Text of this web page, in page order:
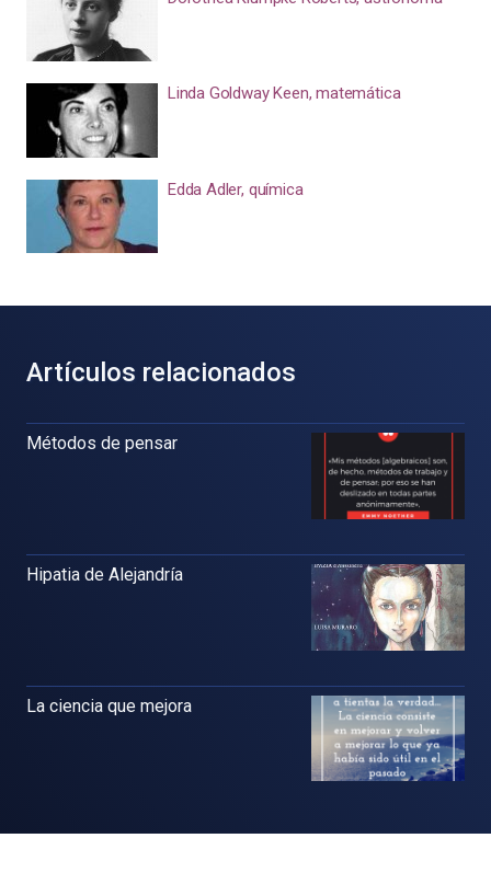
Linda Goldway Keen, matemática
Edda Adler, química
Artículos relacionados
Métodos de pensar
Hipatia de Alejandría
La ciencia que mejora